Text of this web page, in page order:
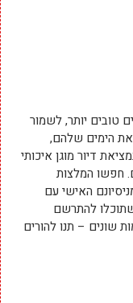
טובים יותר, לשמור
את הימים שלהם,
דיור מוגן איכותי
חפשו המלצות
האישי עם
שתוכלו להתרשם
שונים – תנו להורים